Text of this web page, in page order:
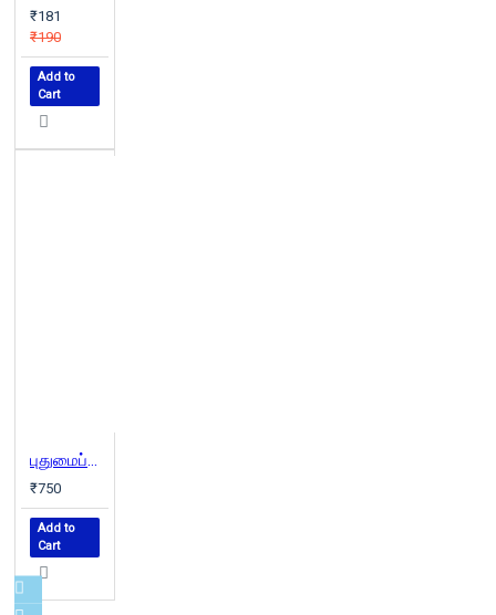
₹181
₹190
Add to
Cart
புதுமைப்பித்தன் கதைகள்
₹750
Add to
Cart